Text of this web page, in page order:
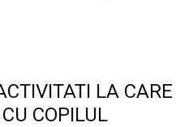
LA CARE
COPILUL